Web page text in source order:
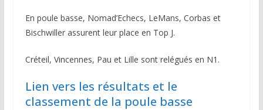
En poule basse, Nomad’Echecs, LeMans, Corbas et
Bischwiller assurent leur place en Top J.
Créteil, Vincennes, Pau et Lille sont relégués en N1.
Lien vers les résultats et le
classement de la poule basse